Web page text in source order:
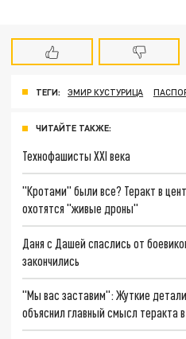
ТЕГИ: ЭМИР КУСТУРИЦА
ЧИТАЙТЕ ТАКЖЕ:
Технофашисты XXI века
"Кротами" были все? Теракт в
охотятся "живые дроны"
Даня с Дашей спаслись от
закончились
"Мы вас заставим": Жуткие
объяснил главный смысл теракта